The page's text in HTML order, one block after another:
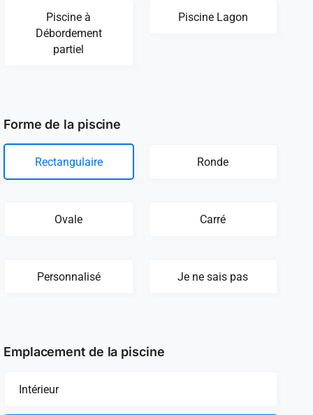
Piscine à
Débordement
partiel
Piscine Lagon
Forme de la piscine
Rectangulaire Ronde
Ovale Carré
Personnalisé Je ne sais pas
Emplacement de la piscine
Intérieur